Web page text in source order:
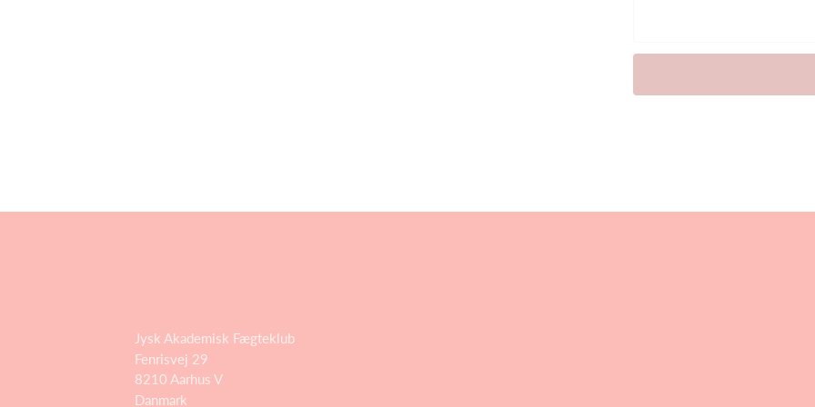
Jysk Akademisk Fægteklub
Fenrisvej 29
8210 Aarhus V
Danmark